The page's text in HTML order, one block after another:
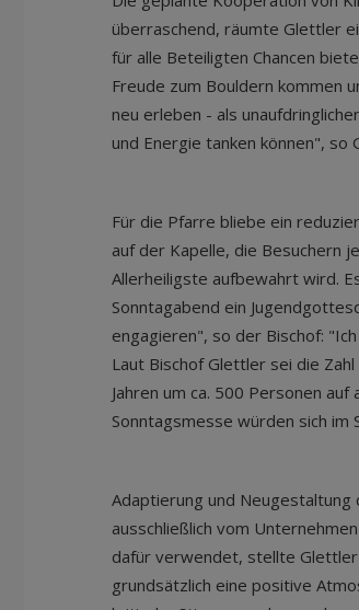
überraschend, räumte Glettler
für alle Beteiligten Chancen
Freude zum Bouldern kommen
neu erleben - als
und Energie tanken können", so
Für die Pfarre bliebe ein
auf der Kapelle, die Besuchern
Allerheiligste aufbewahrt wird.
Sonntagabend ein
engagieren", so der Bischof:
Laut Bischof Glettler sei die
Jahren um ca. 500 Personen
Sonntagsmesse würden sich im
Adaptierung und
ausschließlich vom
dafür verwendet, stellte
grundsätzlich eine positive